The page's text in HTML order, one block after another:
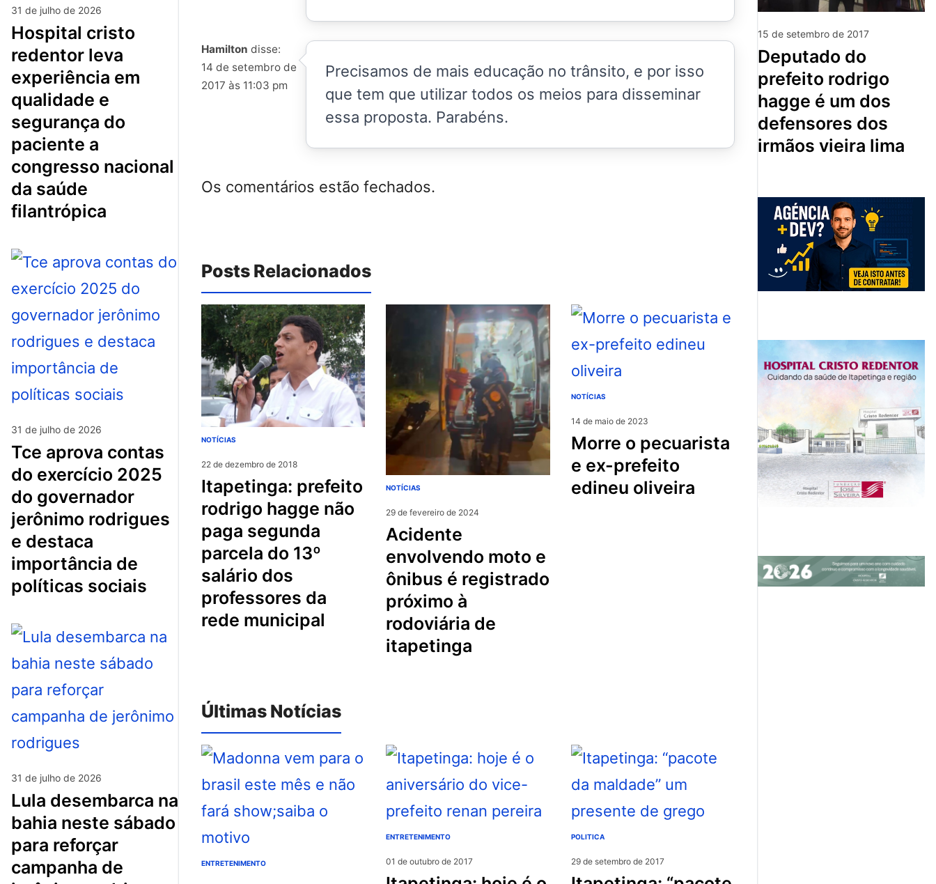
31 de julho de 2026
hospital cristo
redentor leva
experiência em
qualidade e
segurança do
paciente a
congresso nacional
da saúde
filantrópica
31 de julho de 2026
tce aprova contas
do exercício 2025
do governador
jerônimo rodrigues
e destaca
importância de
políticas sociais
31 de julho de 2026
lula desembarca na
bahia neste sábado
para reforçar
campanha de
Hamilton disse:
14 de setembro de
2017 às 11:03 pm
Precisamos de mais educação no trânsito, e por isso
que tem que utilizar todos os meios para disseminar
essa proposta. Parabéns.
Os comentários estão fechados.
Posts Relacionados
NOTÍCIAS
22 de dezembro de 2018
itapetinga: prefeito
rodrigo hagge não
paga segunda
parcela do 13º
salário dos
professores da
rede municipal
NOTÍCIAS
29 de fevereiro de 2024
acidente
envolvendo moto e
ônibus é registrado
próximo à
rodoviária de
itapetinga
NOTÍCIAS
14 de maio de 2023
morre o pecuarista
e ex-prefeito
edineu oliveira
Últimas Notícias
ENTRETENIMENTO
ENTRETENIMENTO
01 de outubro de 2017
POLITICA
29 de setembro de 2017
15 de setembro de 2017
deputado do
prefeito rodrigo
hagge é um dos
defensores dos
irmãos vieira lima